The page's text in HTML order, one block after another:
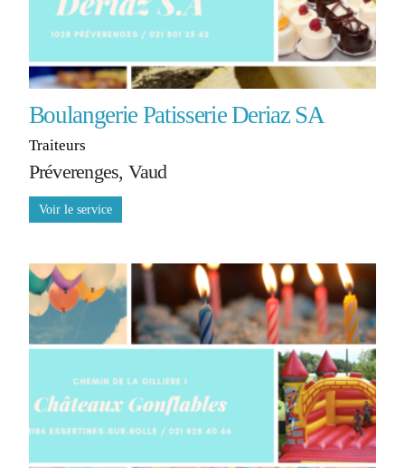
Boulangerie Patisserie Deriaz SA
Traiteurs
Préverenges, Vaud